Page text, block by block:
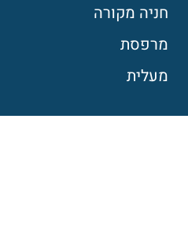
חניה מקורה
מרפסת
מעלית